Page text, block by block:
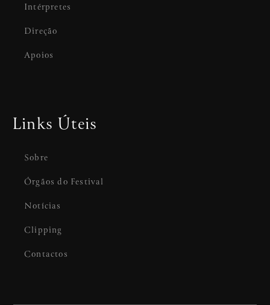
Intérpretes
Direção
Apoios
Links Úteis
Sobre
Órgãos do Festival
Notícias
Clipping
Contactos